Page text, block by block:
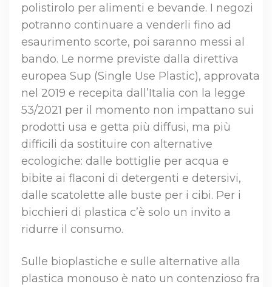
polistirolo per alimenti e bevande. I negozi
potranno continuare a venderli fino ad
esaurimento scorte, poi saranno messi al
bando. Le norme previste dalla direttiva
europea Sup (Single Use Plastic), approvata
nel 2019 e recepita dall’Italia con la legge
53/2021 per il momento non impattano sui
prodotti usa e getta più diffusi, ma più
difficili da sostituire con alternative
ecologiche: dalle bottiglie per acqua e
bibite ai flaconi di detergenti e detersivi,
dalle scatolette alle buste per i cibi. Per i
bicchieri di plastica c’è solo un invito a
ridurre il consumo.
Sulle bioplastiche e sulle alternative alla
plastica monouso è nato un contenzioso fra